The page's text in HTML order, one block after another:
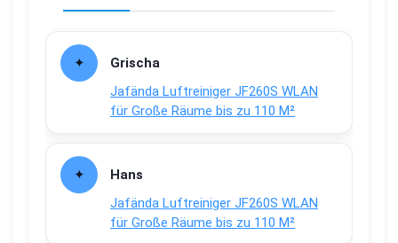
Grischa
Jafända Luftreiniger JF260S WLAN
für Große Räume bis zu 110 M²
Hans
Jafända Luftreiniger JF260S WLAN
für Große Räume bis zu 110 M²